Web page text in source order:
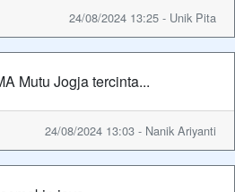
24/08/2024 13:25 - Unik Pita
Mutu Jogja tercinta...
24/08/2024 13:03 - Nanik Ariyanti